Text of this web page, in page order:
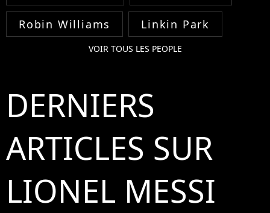
Robin Williams Linkin Park
VOIR TOUS LES PEOPLE
DERNIERS
ARTICLES SUR
LIONEL MESSI